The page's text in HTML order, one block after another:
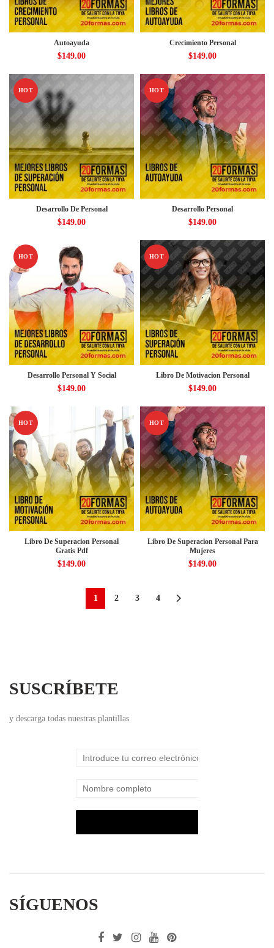
Autoayuda
$149.00
Crecimiento Personal
$149.00
HOT
Desarrollo De Personal
$149.00
HOT
Desarrollo Personal
$149.00
HOT
Desarrollo Personal Y Social
$149.00
HOT
Libro De Motivacion Personal
$149.00
HOT
Libro De Superacion Personal
Gratis Pdf
$149.00
HOT
Libro De Superacion Personal Para
Mujeres
$149.00
1 2 3 4
SUSCRÍBETE
y descarga todas nuestras plantillas
SÍGUENOS